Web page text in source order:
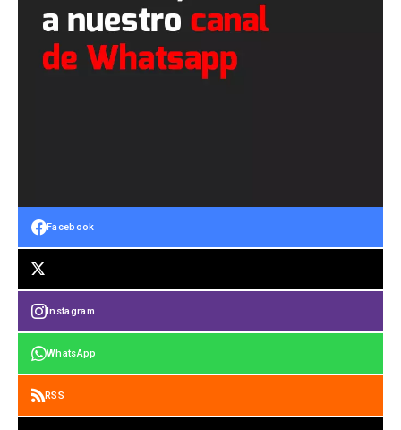
Facebook
Instagram
WhatsApp
RSS